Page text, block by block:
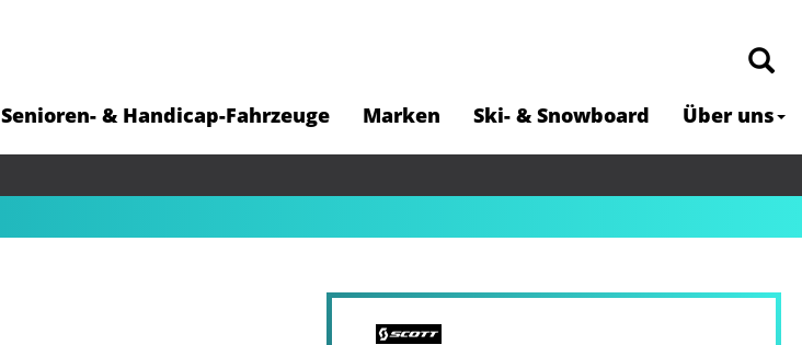
Senioren- & Handicap-Fahrzeuge Marken Ski- & Snowboard Über uns